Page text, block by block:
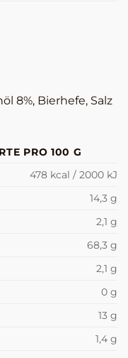
8%, Bierhefe, Salz
PRO 100 G
478 kcal / 2000 kJ
14,3 g
2,1 g
68,3 g
2,1 g
0 g
13 g
1,4 g